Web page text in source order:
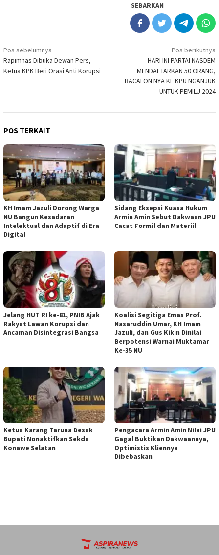
SEBARKAN
Navigasi
pos
Pos sebelumnya
Rapimnas Dibuka Dewan Pers,
Ketua KPK Beri Orasi Anti Korupsi
Pos berikutnya
HARI INI PARTAI NASDEM
MENDAFTARKAN 50 ORANG,
BACALON NYA KE KPU NGANJUK
UNTUK PEMILU 2024
POS TERKAIT
KH Imam Jazuli Dorong Warga
NU Bangun Kesadaran
Intelektual dan Adaptif di Era
Digital
‎Sidang Eksepsi Kuasa Hukum
Armin Amin Sebut Dakwaan JPU
Cacat Formil dan Materiil
Jelang HUT RI ke-81, PNIB Ajak
Rakyat Lawan Korupsi dan
Ancaman Disintegrasi Bangsa
Koalisi Segitiga Emas Prof.
Nasaruddin Umar, KH Imam
Jazuli, dan Gus Kikin Dinilai
Berpotensi Warnai Muktamar
Ke-35 NU
Ketua ‎Karang Taruna Desak
Bupati Nonaktifkan Sekda
Konawe Selatan
‎Pengacara Armin Amin Nilai JPU
Gagal Buktikan Dakwaannya,
Optimistis Kliennya
Dibebaskan